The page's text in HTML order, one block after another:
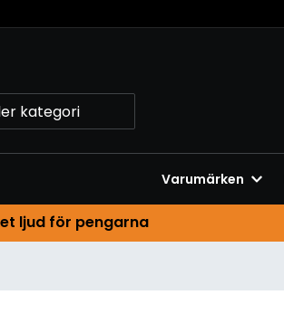
Varumärken
ljud för pengarna